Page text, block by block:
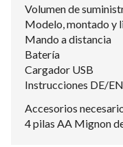
Volumen de
Modelo, montado y
Mando a distancia
Batería
Cargador USB
Instrucciones DE/
Accesorios
4 pilas AA Mignon